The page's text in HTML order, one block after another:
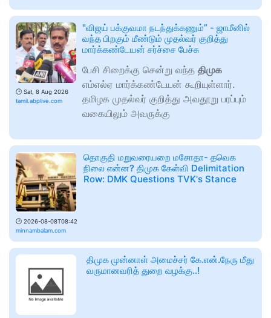
🕑 Sat, 8 Aug 2026
tamil.abplive.com
"விஜய் பக்குவமா நடந்துக்கணும்” - ஜாமீனில்
வந்த பிறகும் மீண்டும் முதல்வர் குறித்து
மார்க்கண்டேயன் சர்ச்சை பேச்சு
பேசி சிறைக்கு சென்று வந்த திமுக
எம்எல்ஏ மார்க்கண்டேயன் கூறியுள்ளார்.
தமிழக முதல்வர் குறித்து அவதூறு பரப்பும்
வகையிலும் அவருக்கு
🕑 2026-08-08T08:42
minnambalam.com
தொகுதி மறுவரையறை மசோதா- தவெக
நிலை என்ன? திமுக கேள்வி Delimitation
Row: DMK Questions TVK's Stance
திமுக முன்னாள் அமைச்சர் கே.என்.நேரு மீது
வருமானவரித் துறை வழக்கு..!